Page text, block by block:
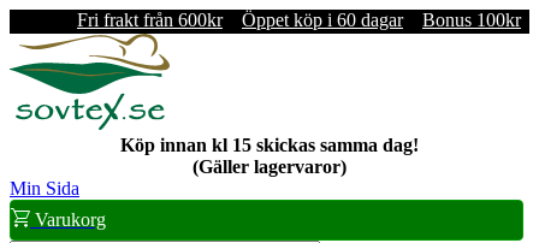
Fri frakt från 600kr Öppet köp i 60 dagar Bonus 100kr
Köp innan kl 15 skickas samma dag!
(Gäller lagervaror)
Min Sida
Varukorg